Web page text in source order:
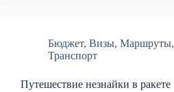
Бюджет, Визы, Маршруты,
Транспорт
Путешествие незнайки в ракете